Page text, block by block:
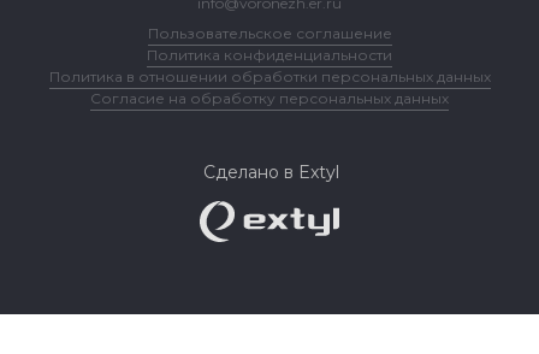
Пользовательское соглашение
Политика конфиденциальности
Политика в отношении обработки персональных данных
Согласие на обработку персональных данных
Сделано в Extyl